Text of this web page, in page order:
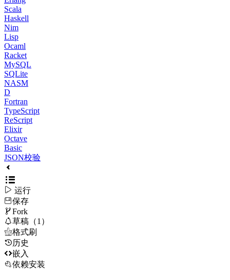
Scala
Haskell
Nim
Lisp
Ocaml
Racket
MySQL
SQLite
NASM
D
Fortran
TypeScript
ReScript
Elixir
Octave
Basic
JSON校验
 运行
保存
Fork
草稿（1）
格式刷
历史
嵌入
依赖安装